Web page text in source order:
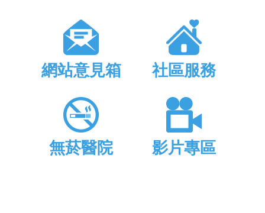
網站意見箱 社區服務
無菸醫院 影片專區